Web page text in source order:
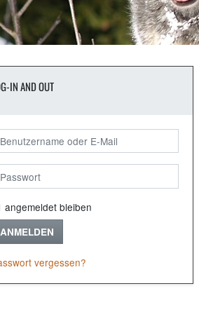
IN AND OUT
angemeldet bleiben
ANMELDEN
vergessen?